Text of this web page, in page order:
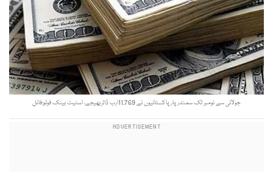
جولائی سے نومبر تک سمندرپارپاکستانیوں نے 11.769ارب ڈالربھیجے، اسٹیٹ بینک فوٹو:فائل